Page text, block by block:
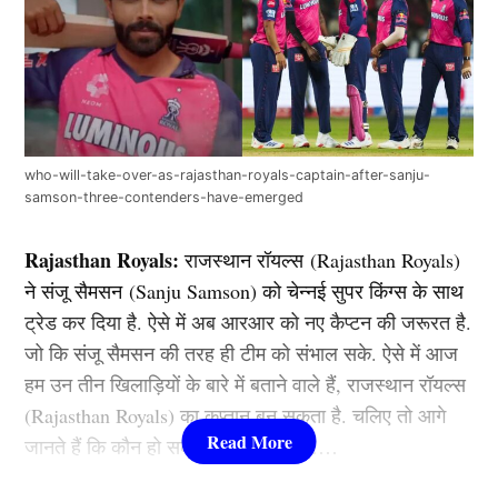
who-will-take-over-as-rajasthan-royals-captain-after-sanju-
samson-three-contenders-have-emerged
Rajasthan Royals: राजस्थान रॉयल्स (Rajasthan Royals)
ने संजू सैमसन (Sanju Samson) को चेन्नई सुपर किंग्स के साथ
ट्रेड कर दिया है. ऐसे में अब आरआर को नए कैप्टन की जरूरत है.
जो कि संजू सैमसन की तरह ही टीम को संभाल सके. ऐसे में आज
हम उन तीन खिलाड़ियों के बारे में बताने वाले हैं, राजस्थान रॉयल्स
(Rajasthan Royals) का कप्तान बन सकता है. चलिए तो आगे
जानते हैं कि कौन हो सकते हैं ये खिलाड़ी……